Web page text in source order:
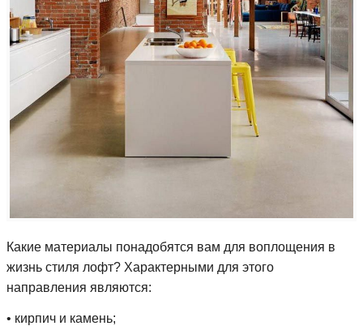
Какие материалы понадобятся вам для воплощения в
жизнь стиля лофт? Характерными для этого
направления являются:
• кирпич и камень;